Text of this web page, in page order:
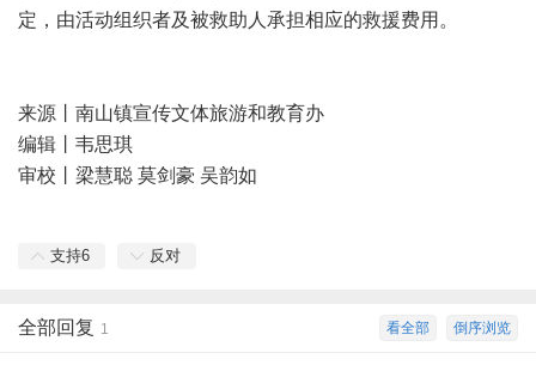
定，由活动组织者及被救助人承担相应的救援费用。
来源丨南山镇宣传文体旅游和教育办
编辑丨韦思琪
审校丨梁慧聪 莫剑豪 吴韵如
支持6 反对
倒序浏览
看全部
全部回复 1